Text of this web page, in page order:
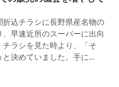
折込チラシに長野県産名物の
、早速近所のスーパーに出向
チラシを見た時より、「そ
と決めていました。手に...